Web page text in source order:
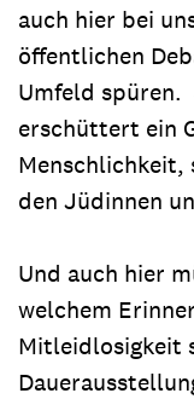
auch hier bei
öffentlichen
Umfeld
erschüttert ein
Menschlichkeit,
den Jüdinnen
Und auch hier
welchem
Mitleidlosigkeit